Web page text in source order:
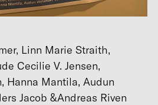
Linn Marie Straith,
Cecilie V. Jensen,
Hanna Mantila, Audun
Jacob &Andreas Riven